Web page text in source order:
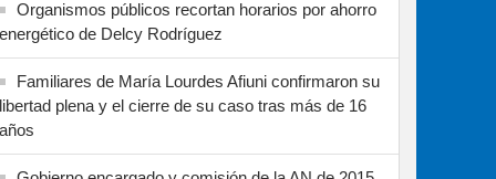
Organismos públicos recortan horarios por ahorro
energético de Delcy Rodríguez
Familiares de María Lourdes Afiuni confirmaron su
libertad plena y el cierre de su caso tras más de 16
años